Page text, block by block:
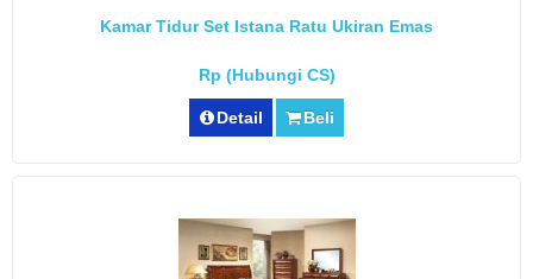
Kamar Tidur Set Istana Ratu Ukiran Emas
Rp (Hubungi CS)
Detail Beli